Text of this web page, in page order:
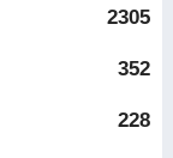
2305
352
228